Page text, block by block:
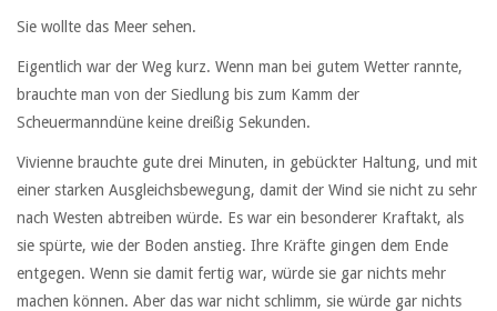
Sie wollte das Meer sehen.
Eigentlich war der Weg kurz. Wenn man bei gutem Wetter rannte,
brauchte man von der Siedlung bis zum Kamm der
Scheuermanndüne keine dreißig Sekunden.
Vivienne brauchte gute drei Minuten, in gebückter Haltung, und mit
einer starken Ausgleichsbewegung, damit der Wind sie nicht zu sehr
nach Westen abtreiben würde. Es war ein besonderer Kraftakt, als
sie spürte, wie der Boden anstieg. Ihre Kräfte gingen dem Ende
entgegen. Wenn sie damit fertig war, würde sie gar nichts mehr
machen können. Aber das war nicht schlimm, sie würde gar nichts